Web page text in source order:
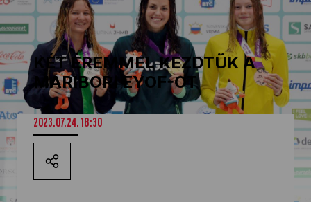
Dakar 2026
Los Angeles 2028
MOB
Kettőskarrier-program
KÉT ÉREMMEL KEZDTÜK A
MARIBORI EYOF-OT
2023.07.24. 18:30